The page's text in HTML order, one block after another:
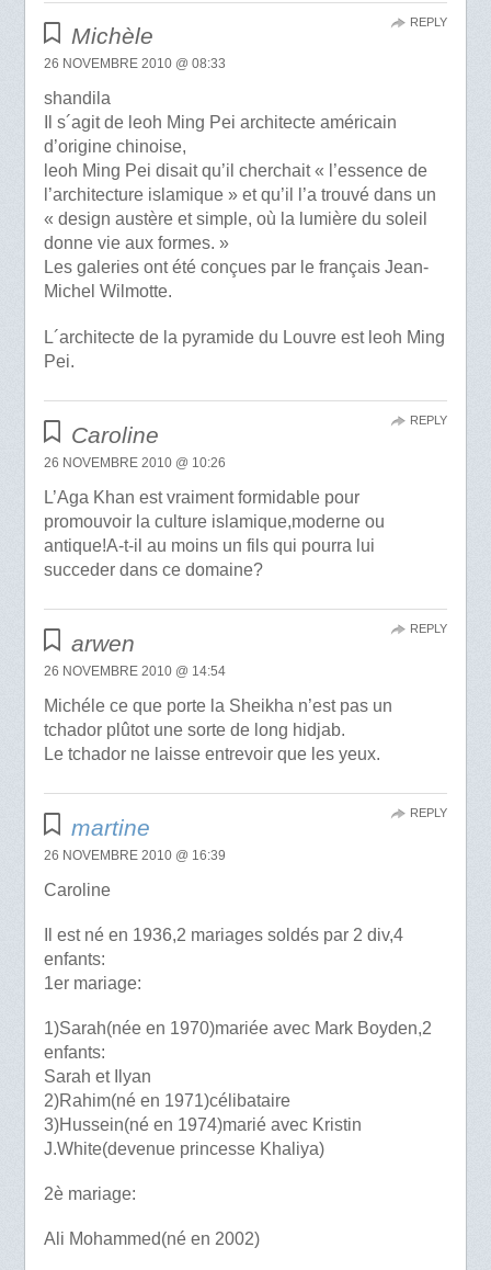
Michèle
26 NOVEMBRE 2010 @ 08:33
shandila
Il s´agit de leoh Ming Pei architecte américain
d’origine chinoise,
leoh Ming Pei disait qu’il cherchait « l’essence de
l’architecture islamique » et qu’il l’a trouvé dans un
« design austère et simple, où la lumière du soleil
donne vie aux formes. »
Les galeries ont été conçues par le français Jean-
Michel Wilmotte.
L´architecte de la pyramide du Louvre est leoh Ming
Pei.
REPLY
Caroline
26 NOVEMBRE 2010 @ 10:26
L’Aga Khan est vraiment formidable pour
promouvoir la culture islamique,moderne ou
antique!A-t-il au moins un fils qui pourra lui
succeder dans ce domaine?
REPLY
arwen
26 NOVEMBRE 2010 @ 14:54
Michéle ce que porte la Sheikha n’est pas un
tchador plûtot une sorte de long hidjab.
Le tchador ne laisse entrevoir que les yeux.
REPLY
martine
26 NOVEMBRE 2010 @ 16:39
Caroline
Il est né en 1936,2 mariages soldés par 2 div,4
enfants:
1er mariage:
1)Sarah(née en 1970)mariée avec Mark Boyden,2
enfants:
Sarah et Ilyan
2)Rahim(né en 1971)célibataire
3)Hussein(né en 1974)marié avec Kristin
J.White(devenue princesse Khaliya)
2è mariage:
Ali Mohammed(né en 2002)
REPLY